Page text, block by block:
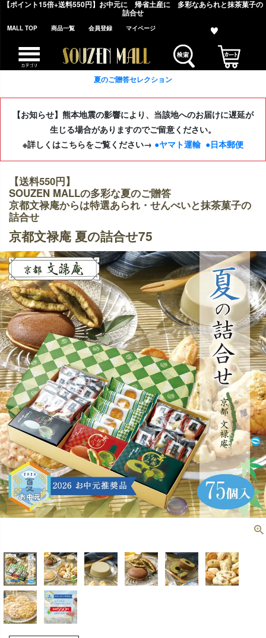
【ポイント15倍+送料550円】お中元に 帰省土産に 多彩なあられと抹茶菓子の
詰合せ
MALL TOP 商品一覧 会員登録 マイページ
夏のご贈答セレクション
【お知らせ】熊本地震の影響により、当該地へのお届けに遅延が
生じる場合がありますのでご留意ください。
※詳しくはこちらをご覧ください→ ●ヤマト運輸 ●日本郵便
【送料550円】
SOUZEN MALLの多彩な夏のご贈答
京都文禄庵からは特選あられ・せんべいと抹茶菓子の
詰合せ
京都文禄庵 夏の詰合せ75